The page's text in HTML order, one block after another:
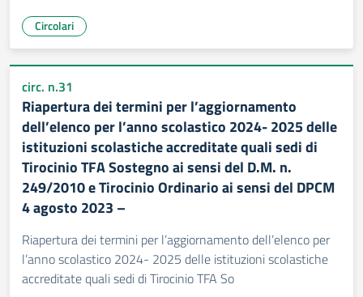
Circolari
circ. n.31
Riapertura dei termini per l’aggiornamento
dell’elenco per l’anno scolastico 2024- 2025 delle
istituzioni scolastiche accreditate quali sedi di
Tirocinio TFA Sostegno ai sensi del D.M. n.
249/2010 e Tirocinio Ordinario ai sensi del DPCM
4 agosto 2023 –
Riapertura dei termini per l’aggiornamento dell’elenco per
l’anno scolastico 2024- 2025 delle istituzioni scolastiche
accreditate quali sedi di Tirocinio TFA So